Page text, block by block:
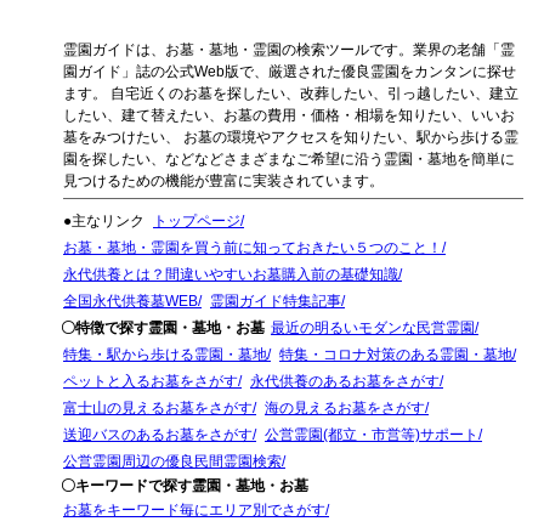
霊園ガイドは、お墓・墓地・霊園の検索ツールです。業界の老舗「霊
園ガイド」誌の公式Web版で、厳選された優良霊園をカンタンに探せ
ます。 自宅近くのお墓を探したい、改葬したい、引っ越したい、建立
したい、建て替えたい、お墓の費用・価格・相場を知りたい、いいお
墓をみつけたい、 お墓の環境やアクセスを知りたい、駅から歩ける霊
園を探したい、などなどさまざまなご希望に沿う霊園・墓地を簡単に
見つけるための機能が豊富に実装されています。
●主なリンク
トップページ
お墓・墓地・霊園を買う前に知っておきたい５つのこと！
永代供養とは？間違いやすいお墓購入前の基礎知識
全国永代供養墓WEB
霊園ガイド特集記事
〇特徴で探す霊園・墓地・お墓 最近の明るいモダンな民営霊園
特集・駅から歩ける霊園・墓地
特集・コロナ対策のある霊園・墓地
ペットと入るお墓をさがす
永代供養のあるお墓をさがす
富士山の見えるお墓をさがす
海の見えるお墓をさがす
送迎バスのあるお墓をさがす
公営霊園(都立・市営等)サポート
公営霊園周辺の優良民間霊園検索
〇キーワードで探す霊園・墓地・お墓
お墓をキーワード毎にエリア別でさがす